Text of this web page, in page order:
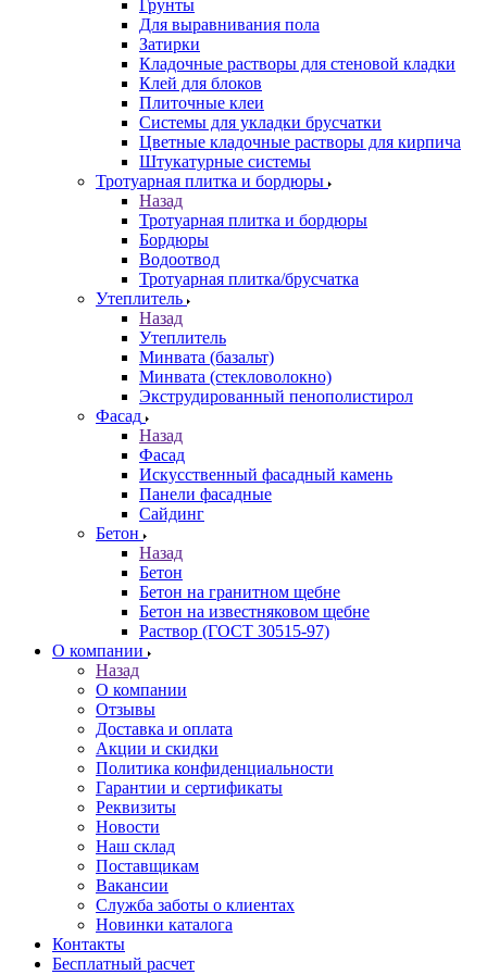
Грунты
Для выравнивания пола
Затирки
Кладочные растворы для стеновой кладки
Клей для блоков
Плиточные клеи
Системы для укладки брусчатки
Цветные кладочные растворы для кирпича
Штукатурные системы
Тротуарная плитка и бордюры
Назад
Тротуарная плитка и бордюры
Бордюры
Водоотвод
Тротуарная плитка/брусчатка
Утеплитель
Назад
Утеплитель
Минвата (базальт)
Минвата (стекловолокно)
Экструдированный пенополистирол
Фасад
Назад
Фасад
Искусственный фасадный камень
Панели фасадные
Сайдинг
Бетон
Назад
Бетон
Бетон на гранитном щебне
Бетон на известняковом щебне
Раствор (ГОСТ 30515-97)
О компании
Назад
О компании
Отзывы
Доставка и оплата
Акции и скидки
Политика конфиденциальности
Гарантии и сертификаты
Реквизиты
Новости
Наш склад
Поставщикам
Вакансии
Служба заботы о клиентах
Новинки каталога
Контакты
Бесплатный расчет